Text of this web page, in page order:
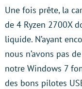
Une fois prête, la
de 4 Ryzen 2700X
liquide. N’ayant
nous n’avons pas
notre Windows 7
des bons pilotes